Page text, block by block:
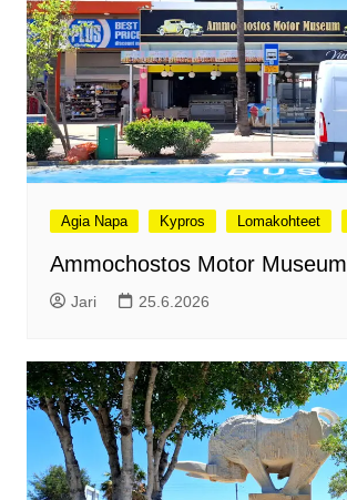
Agia Napa Kypros Lomakohteet
Ammochostos Motor Museum
Jari 25.6.2026